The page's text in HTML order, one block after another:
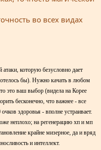
во всех видах
которую безусловно дает
бы). Нужно качать в любом
это ваш выбор (видела на Корее
бесконечно, что важнее - все
здоровья - вполне устраивает.
неплохо; на регенерацию хп и мп
крайне мизерное, да и вряд
и интеллект.